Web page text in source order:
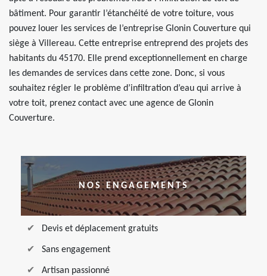
bâtiment. Pour garantir l’étanchéité de votre toiture, vous
pouvez louer les services de l’entreprise Glonin Couverture qui
siège à Villereau. Cette entreprise entreprend des projets des
habitants du 45170. Elle prend exceptionnellement en charge
les demandes de services dans cette zone. Donc, si vous
souhaitez régler le problème d’infiltration d’eau qui arrive à
votre toit, prenez contact avec une agence de Glonin
Couverture.
NOS ENGAGEMENTS
Devis et déplacement gratuits
Sans engagement
Artisan passionné